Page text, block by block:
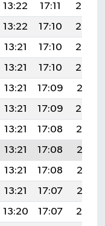
13:22 17:11
20:25
13:22 17:10
20:24
13:21 17:10
20:23
13:21 17:10
20:22
13:21 17:09
20:21
13:21 17:09
20:20
13:21 17:08
20:19
13:21 17:08
20:17
13:21 17:08
20:16
13:21 17:07
20:15
13:20 17:07
20:14